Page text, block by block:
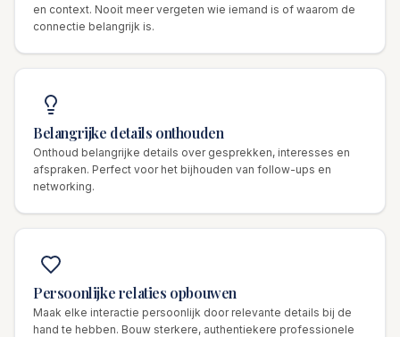
en context. Nooit meer vergeten wie iemand is of waarom de
connectie belangrijk is.
Belangrijke details onthouden
Onthoud belangrijke details over gesprekken, interesses en
afspraken. Perfect voor het bijhouden van follow-ups en
networking.
Persoonlijke relaties opbouwen
Maak elke interactie persoonlijk door relevante details bij de
hand te hebben. Bouw sterkere, authentiekere professionele